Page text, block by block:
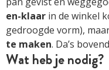
en-klaar in de winkel
gedroogde vorm),
te maken. Da’s
Wat heb je nodig?